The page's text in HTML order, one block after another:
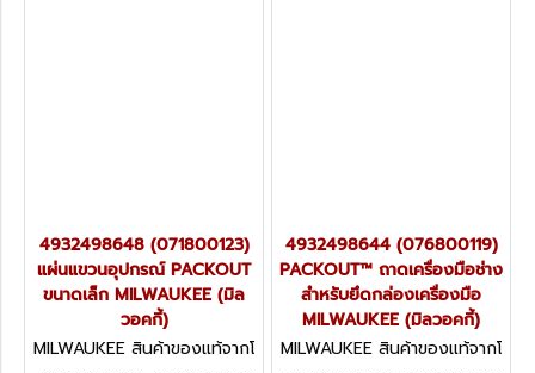
4932498648 (071800123)
แผ่นแขวนอุปกรณ์ PACKOUT
ขนาดเล็ก MILWAUKEE (มิล
วอคกี้)
MILWAUKEE สินค้าของแท้จากโ
4932498644 (076800119)
PACKOUT™ ถาดเครื่องมือช่าง
สำหรับยึดกล่องเครื่องมือ
MILWAUKEE (มิลวอคกี้)
MILWAUKEE สินค้าของแท้จากโ